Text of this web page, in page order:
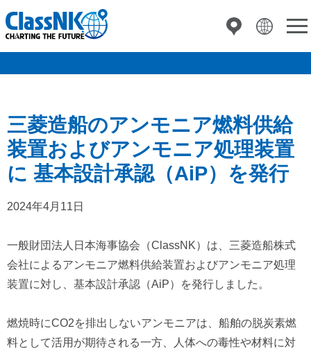
三菱造船のアンモニア燃料供給
装置およびアンモニア処理装置
に 基本設計承認（AiP）を発行
2024年4月11日
一般財団法人日本海事協会（ClassNK）は、三菱造船株式
会社によるアンモニア燃料供給装置およびアンモニア処理
装置に対し、基本設計承認（AiP）を発行しました。
燃焼時にCO2を排出しないアンモニアは、船舶の脱炭素燃
料として活用が期待される一方、人体への毒性や材料に対